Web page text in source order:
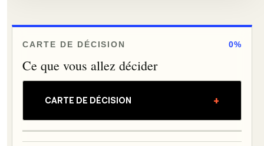
CARTE DE DÉCISION 0%
Ce que vous allez décider
CARTE DE DÉCISION +